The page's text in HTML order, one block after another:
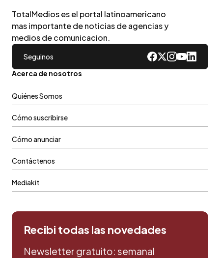
TotalMedios es el portal latinoamericano
mas importante de noticias de agencias y
medios de comunicacion.
Seguinos
Acerca de nosotros
Quiénes Somos
Cómo suscribirse
Cómo anunciar
Contáctenos
Mediakit
Recibi todas las novedades
Newsletter gratuito: semanal